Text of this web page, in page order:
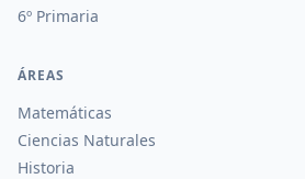
6º Primaria
ÁREAS
Matemáticas
Ciencias Naturales
Historia